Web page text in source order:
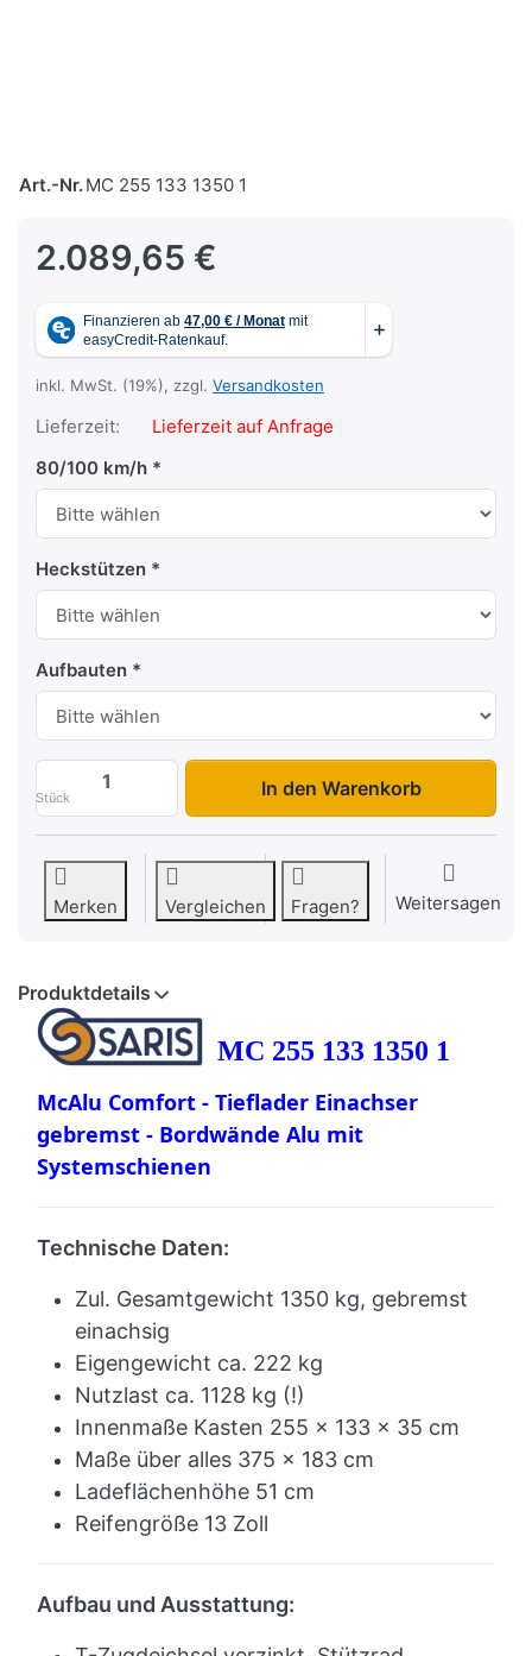
Art.-Nr.MC 255 133 1350 1
2.089,65 €
inkl. MwSt. (19%), zzgl. Versandkosten
Lieferzeit:
Lieferzeit auf Anfrage
80/100 km/h
Heckstützen
Aufbauten
Stück
MC 255 133 1350 1 zu 2.089,65 €,
In den Warenkorb
Merken Vergleichen Fragen? Weitersagen
Produktdetails
MC 255 133 1350 1
McAlu Comfort - Tieflader Einachser
gebremst - Bordwände Alu mit
Systemschienen
Technische Daten:
Zul. Gesamtgewicht 1350 kg, gebremst
einachsig
Eigengewicht ca. 222 kg
Nutzlast ca. 1128 kg (!)
Innenmaße Kasten 255 x 133 x 35 cm
Maße über alles 375 x 183 cm
Ladeflächenhöhe 51 cm
Reifengröße 13 Zoll
Aufbau und Ausstattung: